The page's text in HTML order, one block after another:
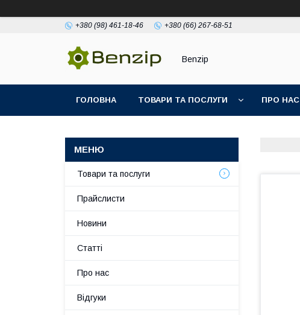
+380 (98) 461-18-46 +380 (66) 267-68-51
Benzip
ГОЛОВНА ТОВАРИ ТА ПОСЛУГИ ПРО НАС
Товари та послуги
Прайслисти
Новини
Статті
Про нас
Відгуки